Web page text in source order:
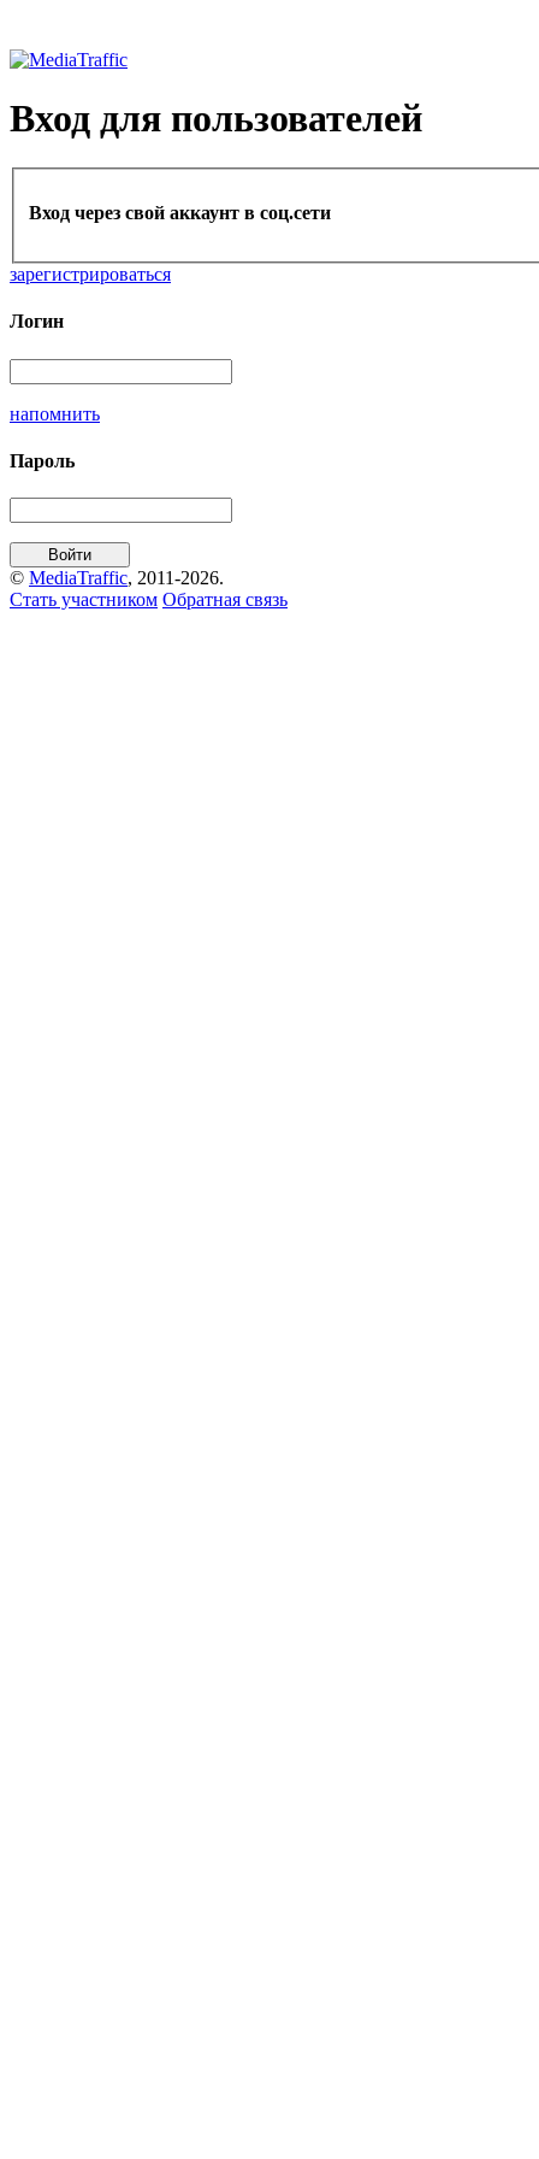
Вход для пользователей
Вход через свой аккаунт в соц.сети
зарегистрироваться
Логин
напомнить
Пароль
© MediaTraffic, 2011-2026.
Стать участником Обратная связь